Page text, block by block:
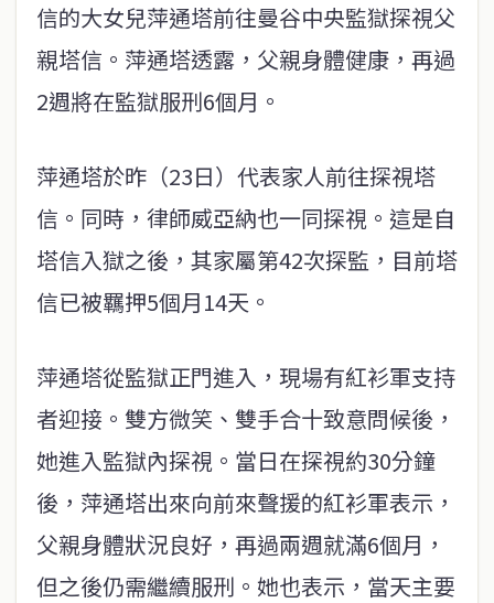
信的大女兒萍通塔前往曼谷中央監獄探視父
親塔信。萍通塔透露，父親身體健康，再過
2週將在監獄服刑6個月。
萍通塔於昨（23日）代表家人前往探視塔
信。同時，律師威亞納也一同探視。這是自
塔信入獄之後，其家屬第42次探監，目前塔
信已被羈押5個月14天。
萍通塔從監獄正門進入，現場有紅衫軍支持
者迎接。雙方微笑、雙手合十致意問候後，
她進入監獄內探視。當日在探視約30分鐘
後，萍通塔出來向前來聲援的紅衫軍表示，
父親身體狀況良好，再過兩週就滿6個月，
但之後仍需繼續服刑。她也表示，當天主要